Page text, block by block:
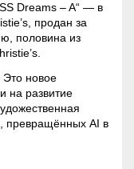
Dreams – A“ — в
продан за
половина из
новое
на развитие
превращённых AI в